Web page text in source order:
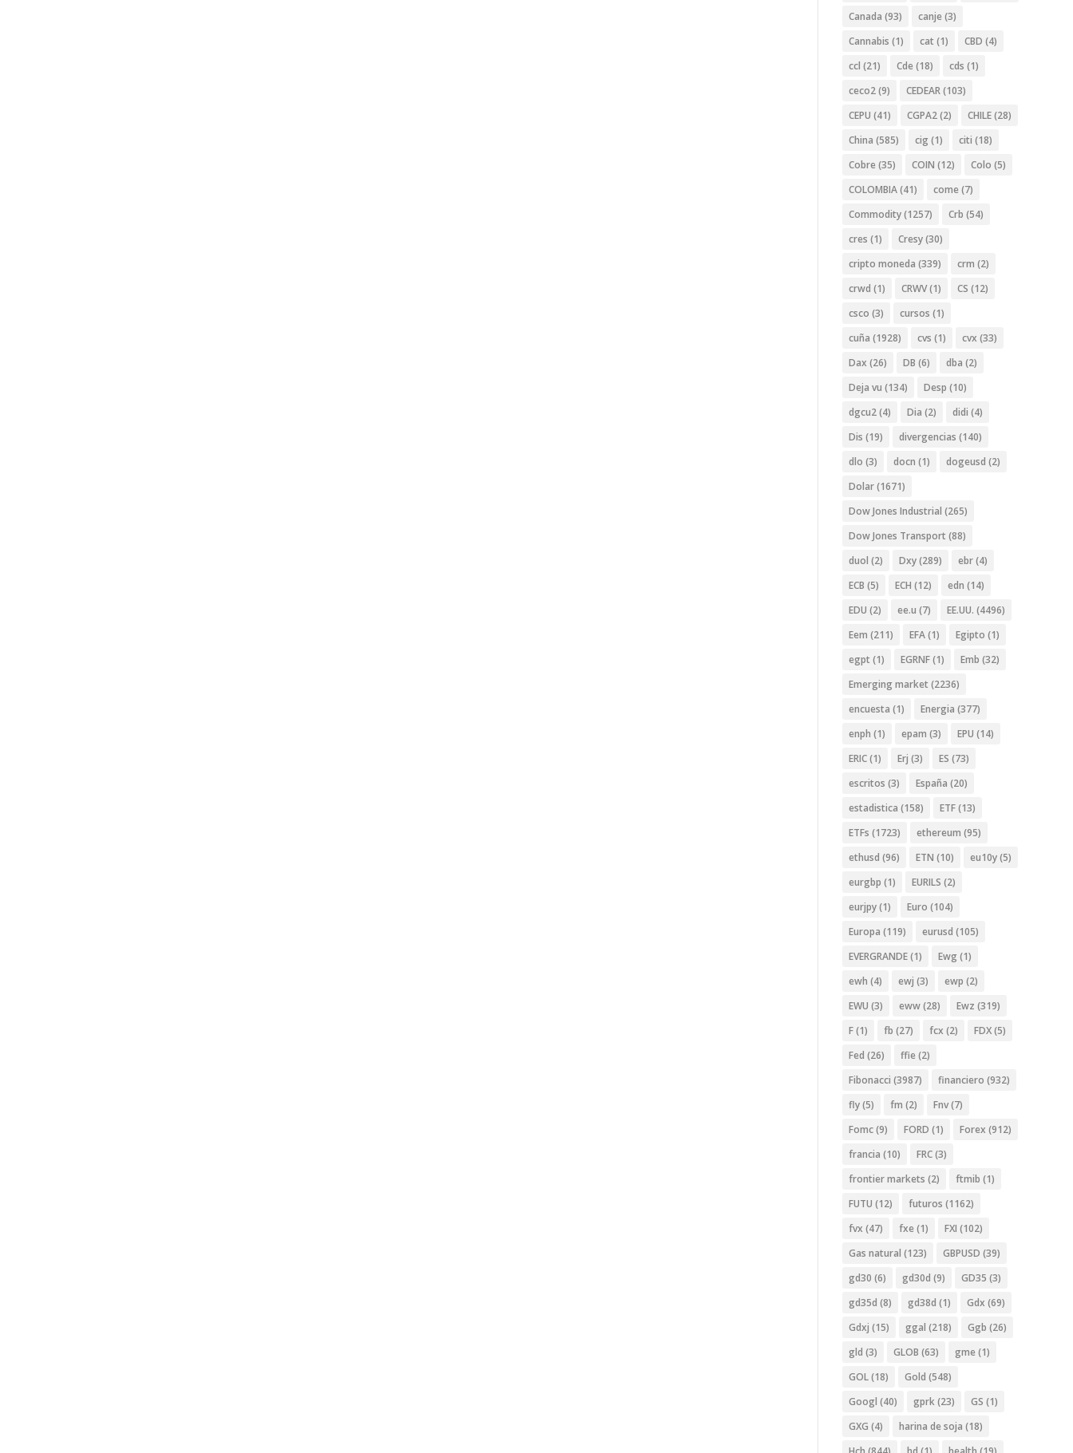
Canada (93) canje (3)
Cannabis (1) cat (1) CBD (4)
ccl (21) Cde (18) cds (1)
ceco2(9) CEDEAR(103)
CEPU (41) CGPA2(2) CHILE(28)
China (585) cig (1) citi (18)
Cobre (35) COIN (12) Colo (5)
COLOMBIA(41) come (7)
Commodity(1257) Crb (54)
cres (1) Cresy(30)
cripto moneda (339) crm (2)
crwd (1) CRWV(1) CS (12)
csco (3) cursos (1)
cuña (1928) cvs (1) cvx (33)
Dax (26) DB (6) dba (2)
Deja vu (134) Desp (10)
dgcu2(4) Dia (2) didi (4)
Dis (19) divergencias (140)
dlo (3) docn (1) dogeusd (2)
Dolar(1671)
Dow Jones Industrial (265)
Dow Jones Transport (88)
duol (2) Dxy(289) ebr(4)
ECB (5) ECH (12) edn (14)
EDU (2) ee.u (7) EE.UU. (4496)
Eem (211) EFA(1) Egipto (1)
egpt (1) EGRNF(1) Emb (32)
Emerging market (2236)
encuesta (1) Energia (377)
enph (1) epam (3) EPU (14)
ERIC(1) Erj (3) ES (73)
escritos (3) España (20)
estadistica (158) ETF(13)
ETFs (1723) ethereum (95)
ethusd (96) ETN (10) eu10y(5)
eurgbp (1) EURILS (2)
eurjpy(1) Euro (104)
Europa (119) eurusd (105)
EVERGRANDE(1) Ewg (1)
ewh (4) ewj (3) ewp (2)
EWU (3) eww(28) Ewz (319)
F(1) fb (27) fcx (2) FDX(5)
Fed (26) ffie (2)
Fibonacci (3987) financiero (932)
fly(5) fm (2) Fnv(7)
Fomc(9) FORD (1) Forex (912)
francia (10) FRC(3)
frontier markets (2) ftmib (1)
FUTU (12) futuros (1162)
fvx (47) fxe (1) FXI (102)
Gas natural (123) GBPUSD (39)
gd30 (6) gd30d (9) GD35 (3)
gd35d (8) gd38d (1) Gdx (69)
Gdxj (15) ggal (218) Ggb (26)
gld (3) GLOB (63) gme (1)
GOL(18) Gold (548)
Googl (40) gprk(23) GS (1)
GXG (4) harina de soja (18)